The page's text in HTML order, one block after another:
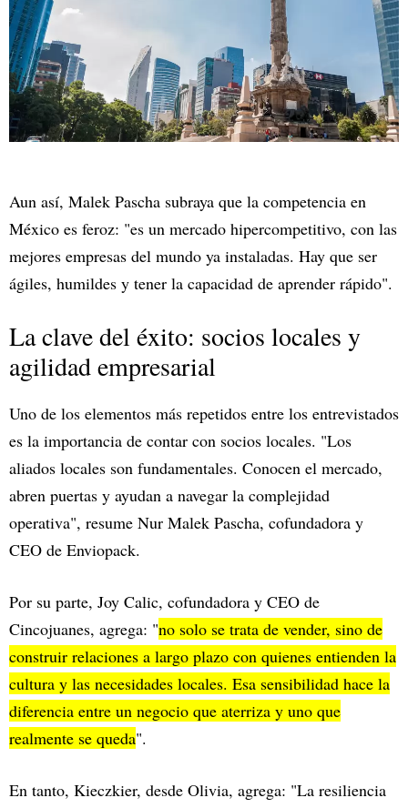
Aun así, Malek Pascha subraya que la competencia en
México es feroz: "es un mercado hipercompetitivo, con las
mejores empresas del mundo ya instaladas. Hay que ser
ágiles, humildes y tener la capacidad de aprender rápido".
La clave del éxito: socios locales y
agilidad empresarial
Uno de los elementos más repetidos entre los entrevistados
es la importancia de contar con socios locales. "Los
aliados locales son fundamentales. Conocen el mercado,
abren puertas y ayudan a navegar la complejidad
operativa", resume Nur Malek Pascha, cofundadora y
CEO de Enviopack.
Por su parte, Joy Calic, cofundadora y CEO de
Cincojuanes, agrega: "no solo se trata de vender, sino de
construir relaciones a largo plazo con quienes entienden la
cultura y las necesidades locales. Esa sensibilidad hace la
diferencia entre un negocio que aterriza y uno que
realmente se queda".
En tanto, Kieczkier, desde Olivia, agrega: "La resiliencia